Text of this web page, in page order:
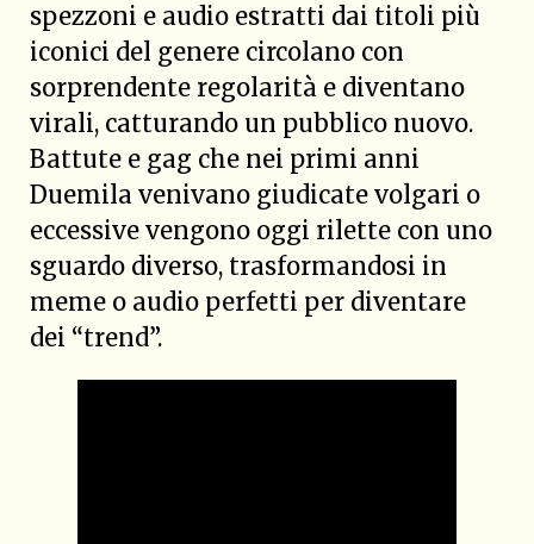
spezzoni e audio estratti dai titoli più
iconici del genere circolano con
sorprendente regolarità e diventano
virali, catturando un pubblico nuovo.
Battute e gag che nei primi anni
Duemila venivano giudicate volgari o
eccessive vengono oggi rilette con uno
sguardo diverso, trasformandosi in
meme o audio perfetti per diventare
dei “trend”.